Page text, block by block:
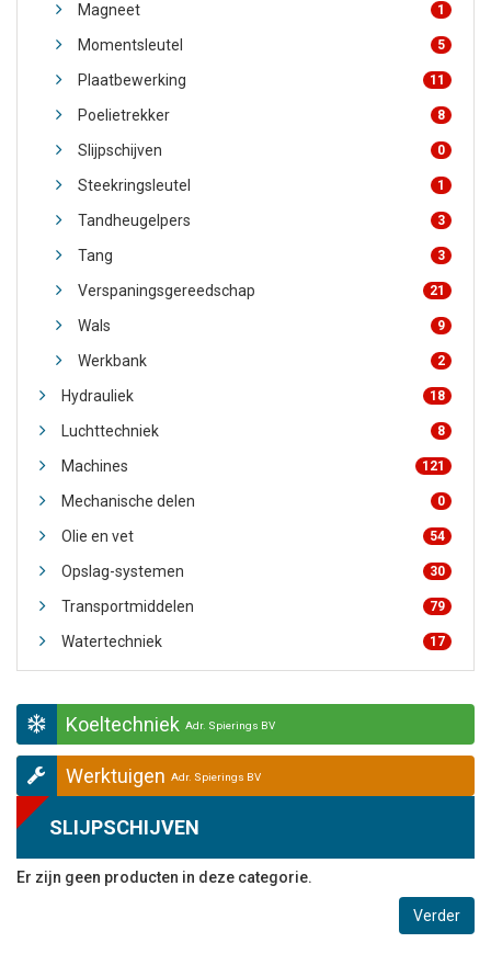
Magneet 1
Momentsleutel 5
Plaatbewerking 11
Poelietrekker 8
Slijpschijven 0
Steekringsleutel 1
Tandheugelpers 3
Tang 3
Verspaningsgereedschap 21
Wals 9
Werkbank 2
Hydrauliek 18
Luchttechniek 8
Machines 121
Mechanische delen 0
Olie en vet 54
Opslag-systemen 30
Transportmiddelen 79
Watertechniek 17
Koeltechniek Adr. Spierings BV
Werktuigen Adr. Spierings BV
SLIJPSCHIJVEN
Er zijn geen producten in deze categorie.
Verder